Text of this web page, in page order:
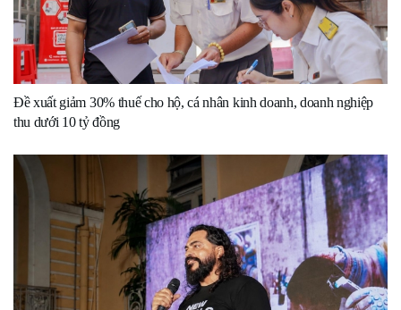
Đề xuất giảm 30% thuế cho hộ, cá nhân kinh doanh, doanh nghiệp
thu dưới 10 tỷ đồng